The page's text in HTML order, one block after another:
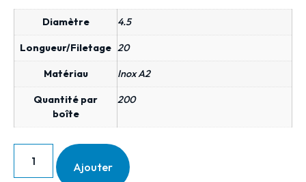
Diamètre 4.5
Longueur/Filetage 20
Matériau Inox A2
Quantité par
boîte
200
Ajouter